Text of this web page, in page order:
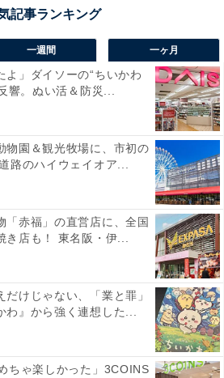
一週間 一ヶ月
よ」ダイソーの“ちいかわ
響。ぬい活＆防災...
物園＆観光牧場に、市初の
路のハイウェイオア...
「赤福」の直営店に、全国
き店も！ 東名阪・伊...
けじゃない、「業と罪」
わ』から強く連想した...
ちゃ楽しかった」3COINS